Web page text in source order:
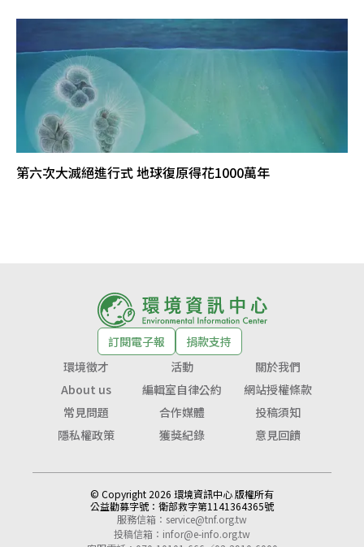
第六次大滅絕進行式 地球復原得花1000萬年
訂閱電子報
捐款支持
環境徵才
活動
關於我們
About us
編輯室自律公約
網站授權條款
常見問題
合作媒體
投稿須知
隱私權政策
獲獎紀錄 意見回饋
© Copyright 2026 環境資訊中心 版權所有
公益勸募字號： 衛部救字第1141364365號
服務信箱： service@tnf.org.tw
投稿信箱： infor@e-info.org.tw